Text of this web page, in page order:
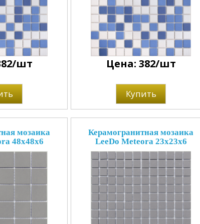
шт Цена: 382/шт
Купить
мозаика
48x48x6
Керамогранитная мозаика
LeeDo Meteora 23x23x6